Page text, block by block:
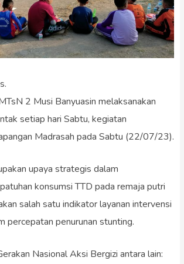
2 Musi Banyuasin melaksanakan
setiap hari Sabtu, kegiatan
Madrasah pada Sabtu (22/07/23).
upaya strategis dalam
konsumsi TTD pada remaja putri
salah satu indikator layanan intervensi
percepatan penurunan stunting.
Nasional Aksi Bergizi antara lain: